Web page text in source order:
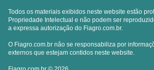
Todos os materiais exibidos neste website estão
Propriedade Intelectual e não podem ser
a expressa autorização do Fiagro.com.br.
O Fiagro.com.br não se responsabiliza por
externos que estejam contidos neste website.